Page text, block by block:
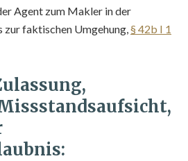
Agent zum Makler in der
zur faktischen Umgehung,§ 42b I 1